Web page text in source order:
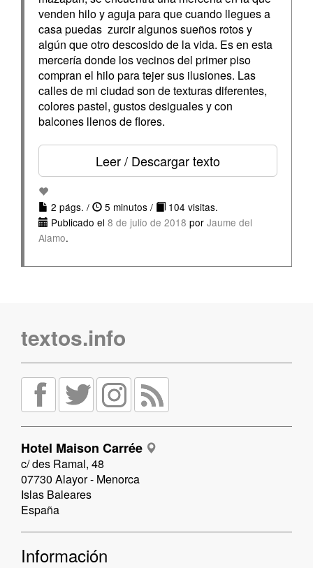
venden hilo y aguja para que cuando llegues a
casa puedas zurcir algunos sueños rotos y
algún que otro descosido de la vida. Es en esta
mercería donde los vecinos del primer piso
compran el hilo para tejer sus ilusiones. Las
calles de mi ciudad son de texturas diferentes,
colores pastel, gustos desiguales y con
balcones llenos de flores.
Leer / Descargar texto
2 págs. / 5 minutos /
104 visitas.
Publicado el 8 de julio de 2018 por Jaume del
Alamo.
textos.info
Hotel Maison Carrée
c/ des Ramal, 48
07730 Alayor - Menorca
Islas Baleares
España
Información